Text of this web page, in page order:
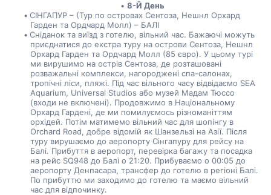
8-Й День
СІНГАПУР – (Тур по островах Сентоза, Нешнл Орхард
Гарден та Ордчард Молл) – БАЛІ
Сніданок та виїзд з готелю, вільний час. Бажаючі можуть
приєднатися до екстра туру на острови Сентоза, Нешнл
Орхард Гарден та Ордчард Молл (85 євро). У цьому турі
ми вирушимо на острів Сентоза, де розташовані
розважальні комплекси, нагороджені спа-салонах,
тропічні ліси, пляжі. Під час вільного часу відвідаємо SEA
Aquarium, Universal Studios або музей Мадам Тюссо
(входи не включені). Продовжимо в Національному
Орхард Гардені, де ми помилуємось різноманіттям
орхідей. Потім матимемо вільний час для шопінгу в
Orchard Road, добре відомій як Шанзельзі на Азії. Після
туру вирушаємо до аеропорту Сінгапуру для рейсу на
Балі. Прибуття в аеропорт, перевірка багажу та посадка
на рейс SQ948 до Балі о 21:20. Прибуваємо о 00:05 до
аеропорту Денпасара, трансфер до готелю в регіоні Балі.
По прибуттю ми заходимо до готелю та маємо вільний
час для відпочинку.